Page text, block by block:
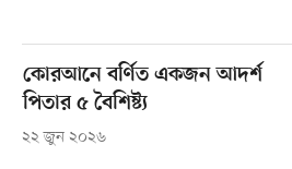
কোরআনে বর্ণিত একজন আদর্শ
পিতার ৫ বৈশিষ্ট্য
২২ জুন ২০২৬